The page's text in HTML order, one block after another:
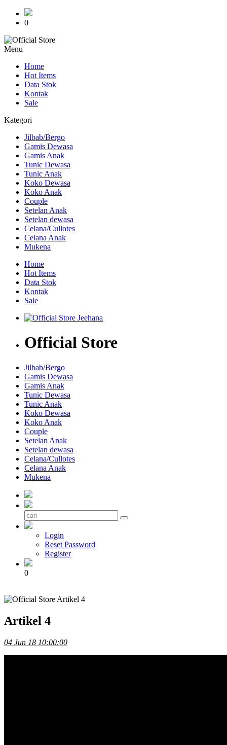
0
Menu
Home
Hot Items
Data Stok
Kontak
Sale
Kategori
Jilbab/Bergo
Gamis Dewasa
Gamis Anak
Tunic Dewasa
Tunic Anak
Koko Dewasa
Koko Anak
Couple
Setelan Anak
Setelan dewasa
Celana/Cullotes
Celana Anak
Mukena
Home
Hot Items
Data Stok
Kontak
Sale
Official Store
Jilbab/Bergo
Gamis Dewasa
Gamis Anak
Tunic Dewasa
Tunic Anak
Koko Dewasa
Koko Anak
Couple
Setelan Anak
Setelan dewasa
Celana/Cullotes
Celana Anak
Mukena
Login
Reset Password
Register
0
Artikel 4
04 Jun 18 10:00:00